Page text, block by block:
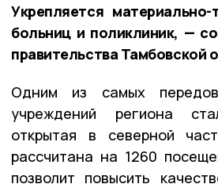
Укрепляется материально-
больниц и поликлиник, —
правительства Тамбовской
Одним из самых
учреждений региона
открытая в северной
рассчитана на 1260
позволит повысить